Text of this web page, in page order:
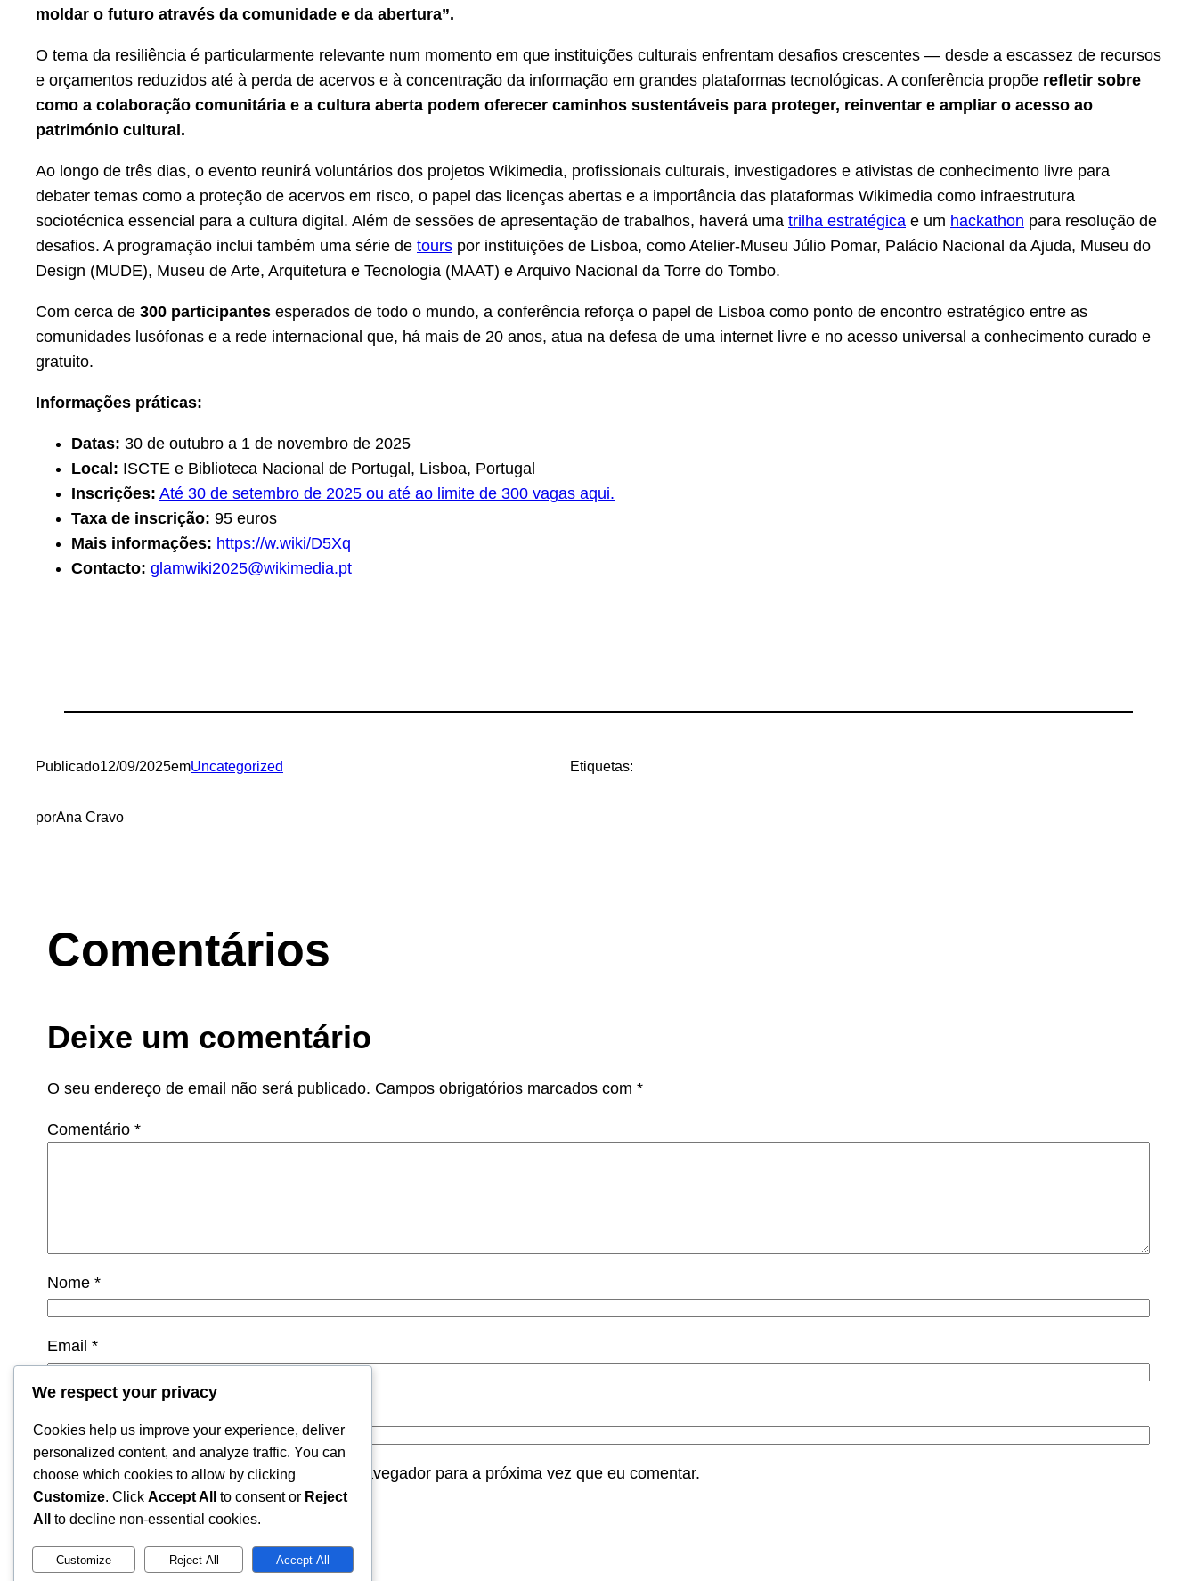
moldar o futuro através da comunidade e da abertura”.
O tema da resiliência é particularmente relevante num momento em que instituições culturais enfrentam desafios crescentes — desde a escassez de recursos
e orçamentos reduzidos até à perda de acervos e à concentração da informação em grandes plataformas tecnológicas. A conferência propõe refletir sobre
como a colaboração comunitária e a cultura aberta podem oferecer caminhos sustentáveis para proteger, reinventar e ampliar o acesso ao
património cultural.
Ao longo de três dias, o evento reunirá voluntários dos projetos Wikimedia, profissionais culturais, investigadores e ativistas de conhecimento livre para
debater temas como a proteção de acervos em risco, o papel das licenças abertas e a importância das plataformas Wikimedia como infraestrutura
sociotécnica essencial para a cultura digital. Além de sessões de apresentação de trabalhos, haverá uma trilha estratégica e um hackathon para resolução de
desafios. A programação inclui também uma série de tours por instituições de Lisboa, como Atelier-Museu Júlio Pomar, Palácio Nacional da Ajuda, Museu do
Design (MUDE), Museu de Arte, Arquitetura e Tecnologia (MAAT) e Arquivo Nacional da Torre do Tombo.
Com cerca de 300 participantes esperados de todo o mundo, a conferência reforça o papel de Lisboa como ponto de encontro estratégico entre as
comunidades lusófonas e a rede internacional que, há mais de 20 anos, atua na defesa de uma internet livre e no acesso universal a conhecimento curado e
gratuito.
Informações práticas:
Datas: 30 de outubro a 1 de novembro de 2025
Local: ISCTE e Biblioteca Nacional de Portugal, Lisboa, Portugal
Inscrições: Até 30 de setembro de 2025 ou até ao limite de 300 vagas aqui.
Taxa de inscrição: 95 euros
Mais informações: https://w.wiki/D5Xq
Contacto: glamwiki2025@wikimedia.pt
Publicado12/09/2025emUncategorized
porAna Cravo
Etiquetas:
Comentários
Deixe um comentário
O seu endereço de email não será publicado. Campos obrigatórios marcados com*
Comentário*
Nome*
Email*
Guardar o meu nome, email e site neste navegador para a próxima vez que eu comentar.
We respect your privacy
Cookies help us improve your experience, deliver
personalized content, and analyze traffic. You can
choose which cookies to allow by clicking
Customize. Click Accept All to consent or Reject
All
to decline non-essential cookies.
Customize Reject All Accept All